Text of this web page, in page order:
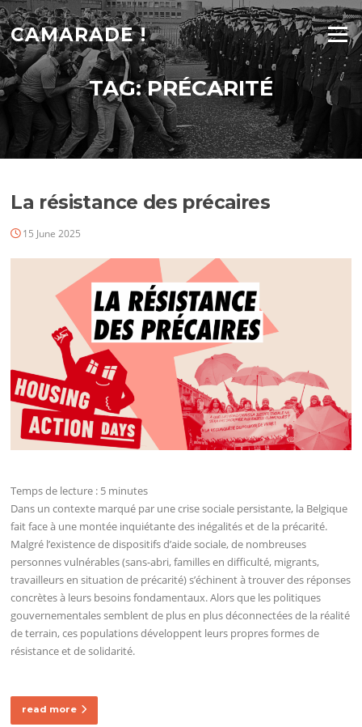
Skip
to
content
CAMARADE ! Menu
TAG:PRÉCARITÉ
La résistance des précaires
15 June 2025
Temps de lecture : 5 minutes
Dans un contexte marqué par une crise sociale persistante, la Belgique
fait face à une montée inquiétante des inégalités et de la précarité.
Malgré l’existence de dispositifs d’aide sociale, de nombreuses
personnes vulnérables (sans-abri, familles en difficulté, migrants,
travailleurs en situation de précarité) s’échinent à trouver des réponses
concrètes à leurs besoins fondamentaux. Alors que les politiques
gouvernementales semblent de plus en plus déconnectées de la réalité
de terrain, ces populations développent leurs propres formes de
résistance et de solidarité.
read more